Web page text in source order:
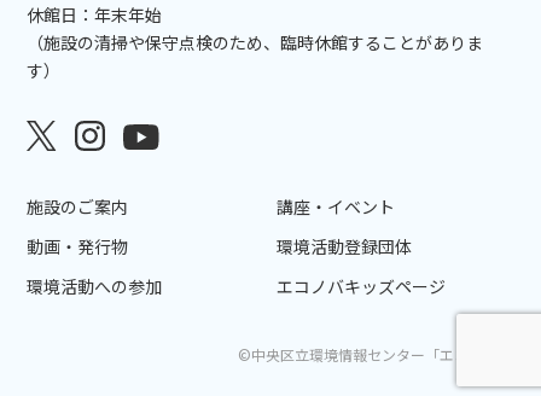
休館日：年末年始
（施設の清掃や保守点検のため、臨時休館することがありま
す）
施設のご案内
講座・イベント
動画・発行物
環境活動登録団体
環境活動への参加
エコノバキッズページ
©中央区立環境情報センター「エコノバ」.